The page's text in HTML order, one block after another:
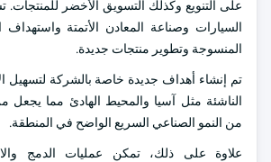
على التنويع وكذلك التسويق الأخضر
السيارات وصناعة المعادن الأتمتة واستهداف
المنسوجة وتطوير منتجات جديدة.
تم إنشاء أهداف جديدة خاصة بالشركة لتسهيل
الناشئة مثل آسيا والمحيط الهادئ مما يجعل
من النمو الصناعي السريع الواضح في المنطقة.
علاوة على ذلك، تمكن عمليات الدمج